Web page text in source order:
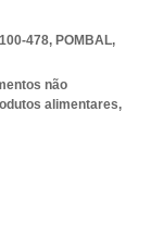
478, POMBAL,
não
alimentares,